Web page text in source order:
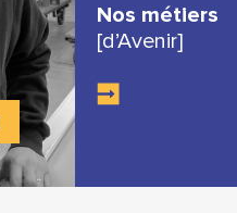
Nos métiers
[d’Avenir]